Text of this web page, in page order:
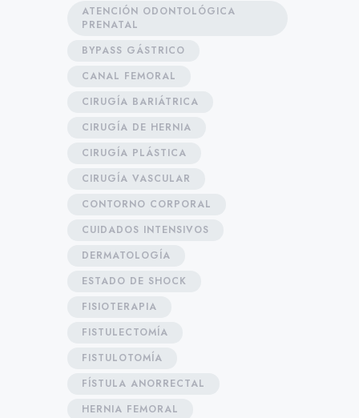
ATENCIÓN ODONTOLÓGICA
PRENATAL
BYPASS GÁSTRICO
CANAL FEMORAL
CIRUGÍA BARIÁTRICA
CIRUGÍA DE HERNIA
CIRUGÍA PLÁSTICA
CIRUGÍA VASCULAR
CONTORNO CORPORAL
CUIDADOS INTENSIVOS
DERMATOLOGÍA
ESTADO DE SHOCK
FISIOTERAPIA
FISTULECTOMÍA
FISTULOTOMÍA
FÍSTULA ANORRECTAL
HERNIA FEMORAL